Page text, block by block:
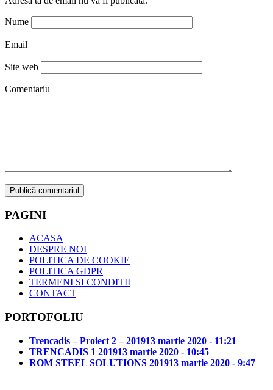
Nume
Email
Site web
Comentariu
PAGINI
ACASA
DESPRE NOI
POLITICA DE COOKIE
POLITICA GDPR
TERMENI SI CONDITII
CONTACT
PORTOFOLIU
Trencadis – Proiect 2 – 201913 martie 2020 - 11:21
TRENCADIS 1 201913 martie 2020 - 10:45
ROM STEEL SOLUTIONS 201913 martie 2020 - 9:47